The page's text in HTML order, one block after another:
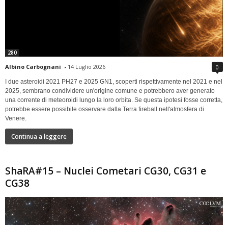
280
Albino Carbognani - 14 Luglio 2026 0
I due asteroidi 2021 PH27 e 2025 GN1, scoperti rispettivamente nel 2021 e nel
2025, sembrano condividere un'origine comune e potrebbero aver generato
una corrente di meteoroidi lungo la loro orbita. Se questa ipotesi fosse corretta,
potrebbe essere possibile osservare dalla Terra fireball nell'atmosfera di
Venere.
Continua a leggere
ShaRA#15 – Nuclei Cometari CG30, CG31 e
CG38